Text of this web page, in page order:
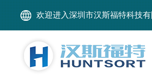
欢迎进入深圳市汉斯福特科技有